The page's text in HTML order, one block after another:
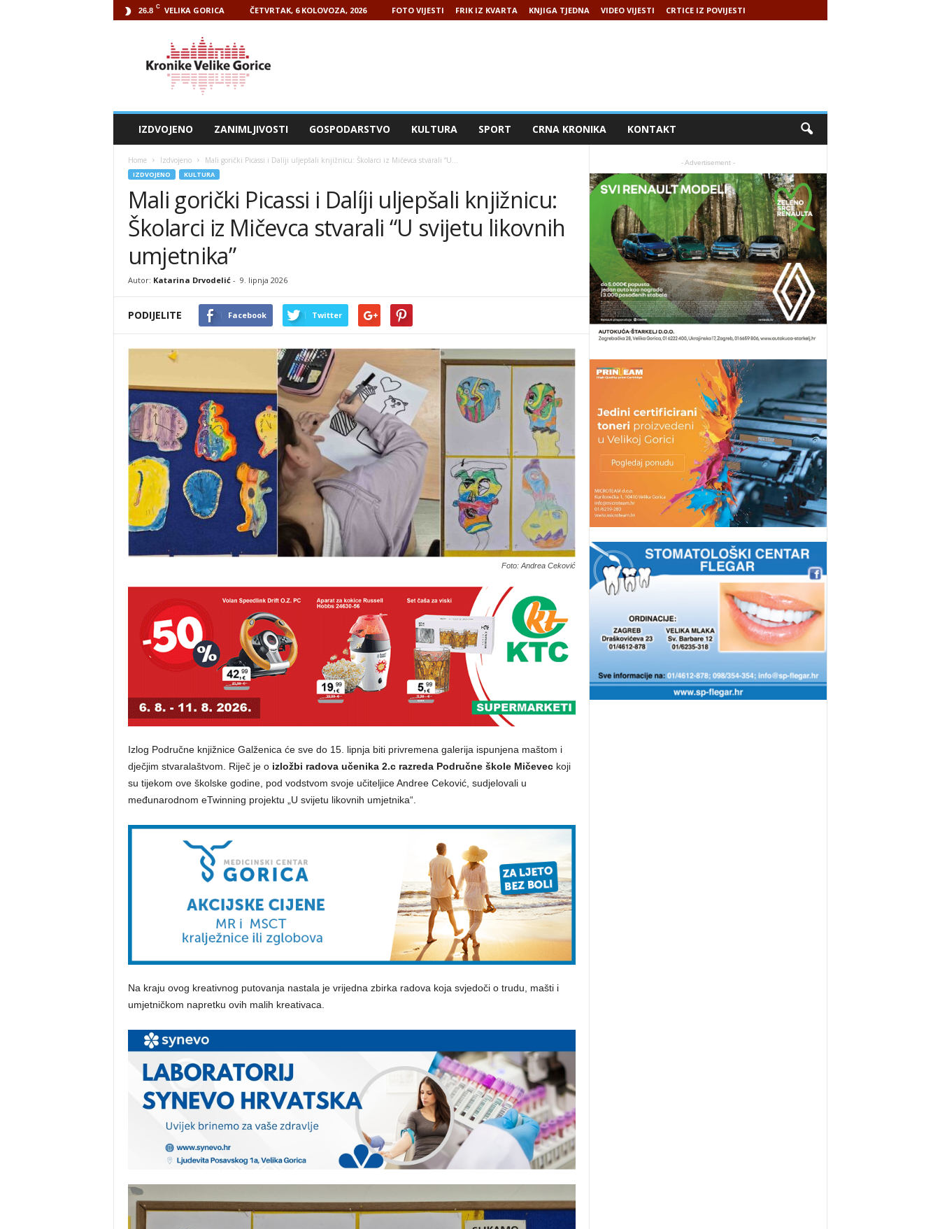
26.8 C VELIKA GORICA ČETVRTAK, 6 KOLOVOZA, 2026 FOTO VIJESTI FRIK IZ KVARTA KNJIGA TJEDNA VIDEO VIJESTI CRTICE IZ POVIJESTI
IZDVOJENO ZANIMLJIVOSTI GOSPODARSTVO KULTURA SPORT CRNA KRONIKA KONTAKT
Home Izdvojeno Mali gorički Picassi i Dalíji uljepšali knjižnicu: Školarci iz Mičevca stvarali “U...
IZDVOJENO KULTURA
Mali gorički Picassi i Dalíji uljepšali knjižnicu:
Školarci iz Mičevca stvarali “U svijetu likovnih
umjetnika”
Autor: Katarina Drvodelić- 9. lipnja 2026
PODIJELITE Facebook Twitter
Foto: Andrea Ceković
Izlog Područne knjižnice Galženica će sve do 15. lipnja biti privremena galerija ispunjena maštom i
dječjim stvaralaštvom. Riječ je o izložbi radova učenika 2.c razreda Područne škole Mičeveckoji
su tijekom ove školske godine, pod vodstvom svoje učiteljice Andree Ceković, sudjelovali u
međunarodnom eTwinning projektu „U svijetu likovnih umjetnika“.
Na kraju ovog kreativnog putovanja nastala je vrijedna zbirka radova koja svjedoči o trudu, mašti i
umjetničkom napretku ovih malih kreativaca.
- Advertisement -